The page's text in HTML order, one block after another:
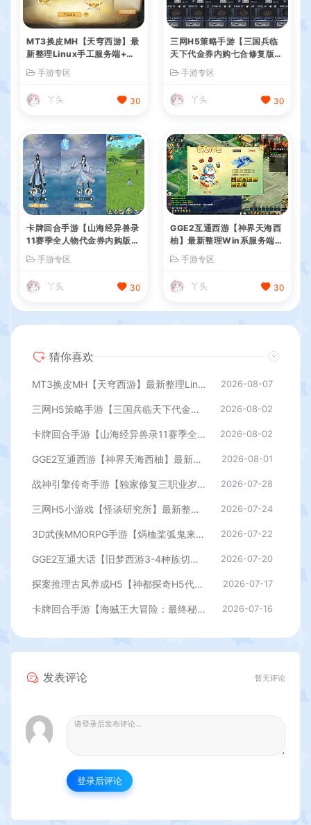
MT3换皮MH【天穹西游】最
新整理Linux手工服务端+安
建教程+全套源码+视频教程
手游专区
丫头 30
三网H5策略手游【三国兵临
天下代金券内购七合修复版】
+Linux手工服务端+管理后台
+GM授权后台+简易安卓客户
端+详细搭建教程+视频教程
手游专区
丫头 30
卡牌回合手游【山海经异兽录
11赛季全人物代金券内购版】
GM后台+管理后台+热更修改
工具+安卓+详细搭建教程
手游专区
丫头 30
GGE2互通西游【神界天海西
柚】最新整理Win系服务端
工具+全套源码+详细搭建教
程
手游专区
丫头 30
猜你喜欢
MT3换皮MH【天穹西游】最新整理Linux手工服务端+安卓苹果双端+GM后台+详细搭建教程+全套源码+视频教程 2026-08-07
三网H5策略手游【三国兵临天下代金券内购七合修复版】最新整理单机一键即玩镜像端+Linux手工服务端+管理后台+GM授权后台+简易安卓客户端+详细搭建教程+视频教程 2026-08-02
卡牌回合手游【山海经异兽录11赛季全人物代金券内购版】最新整理WIN系服务端+授权GM后台+管理后台+热更修改工具+安卓+详细搭建教程 2026-08-02
GGE2互通西游【神界天海西柚】最新整理Win系服务端+安卓苹果PC三端+内置GM工具+全套源码+详细搭建教程 2026-08-01
战神引擎传奇手游【独家修复三职业岁月无限刀-白猪3.0】最新整理Win系特色服务端+安卓苹果双端+GM授权后台+详细搭建教程 2026-07-28
三网H5小游戏【怪谈研究所】最新整理WIN系服务端+Linux手工服务端+详细搭建教程 2026-07-24
3D武侠MMORPG手游【焫桖桨弧鬼来7职业精修代金券内购版】最新整Linux手工服务端+安卓苹果双端+CDK授权后台+详细搭建教程 2026-07-22
GGE2互通大话【旧梦西游3-4种族切换】最新整理Win系服务端+安卓PC互通客户端+内置GM工具+全套源码+详细搭建教程 2026-07-20
探案推理古风养成H5【神都探奇H5代金券内购版】最新整理单机一键即玩镜像端+Linux手工服务端+CDK授权后台+详细搭建教程 2026-07-17
卡牌回合手游【海贼王大冒险：最终秘宝多区跨服版】最新整理单机一键即玩镜像端+Linux手工服务端+管理后台+CDK授权后台+安卓+详细搭建教程 2026-07-16
发表评论 暂无评论
登录后评论